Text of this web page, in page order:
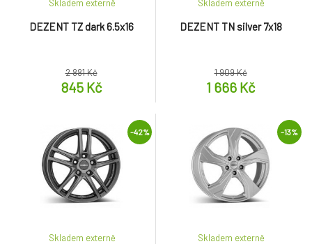
DEZENT TZ dark 6.5x16
Skladem externě
2 881 Kč
845 Kč
DEZENT TN silver 7x18
Skladem externě
1 909 Kč
1 666 Kč
-42%
Skladem externě
-13%
Skladem externě